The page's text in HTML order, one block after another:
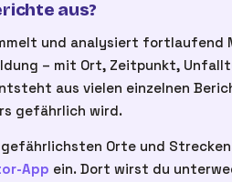
aus?
und analysiert
– mit Ort, Zeitpunkt,
aus vielen einzelnen
gefährlich wird.
Orte und
App ein. Dort wirst du